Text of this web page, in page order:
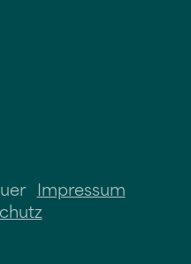
Impressum